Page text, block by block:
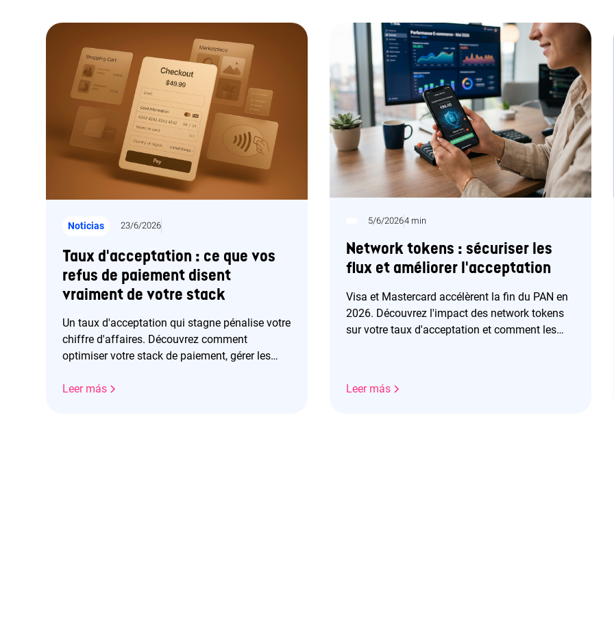
Noticias 23/6/2026
Taux d'acceptation : ce que vos
refus de paiement disent
vraiment de votre stack
Un taux d'acceptation qui stagne pénalise votre
chiffre d'affaires. Découvrez comment
optimiser votre stack de paiement, gérer les
Leer más
5/6/20264 min
Network tokens : sécuriser les
flux et améliorer l'acceptation
Visa et Mastercard accélèrent la fin du PAN en
2026. Découvrez l'impact des network tokens
sur votre taux d'acceptation et comment les
Leer más